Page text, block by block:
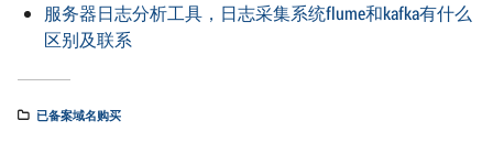
服务器日志分析工具，日志采集系统flume和kafka有什么
区别及联系
已备案域名购买